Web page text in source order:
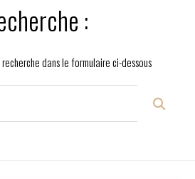
:
dans le formulaire ci-dessous